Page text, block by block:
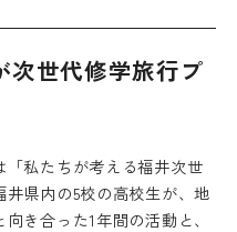
次世代修学旅行プ
私たちが考える福井次世
県内の5校の高校生が、地
き合った1年間の活動と、